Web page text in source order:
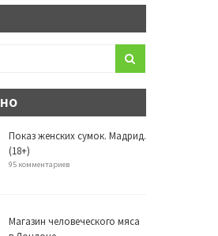
Показ женских сумок. Мадрид.
(18+)
95 комментариев
Магазин человеческого мяса